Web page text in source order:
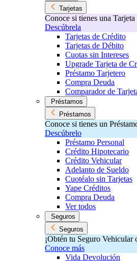
Tarjetas
Conoce si tienes una Tarjeta
Descúbrela
Tarjetas de Crédito
Tarjetas de Débito
Cuotas sin Intereses
Upgrade Tarjeta de
Préstamo Tarjetero
Compra Deuda
Comparador de
Préstamos
Préstamos
Conoce si tienes un
Descúbrelo
Préstamo Personal
Crédito Hipotecario
Crédito Vehicular
Adelanto de Sueldo
Cuotéalo sin Tarjetas
Yape Créditos
Compra Deuda
Ver todos
Seguros
Seguros
¡Obtén tu Seguro Vehicular
Conoce más
Vida Devolución